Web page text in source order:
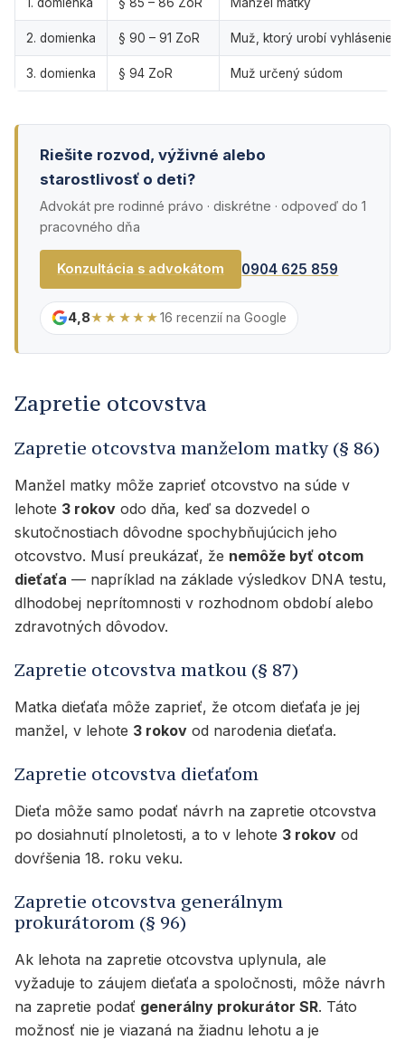
2. domienka § 90 – 91 ZoR Muž, ktorý urobí vyhlásenie
3. domienka § 94 ZoR Muž určený súdom
Riešite rozvod, výživné alebo
starostlivosť o deti?
Advokát pre rodinné právo · diskrétne · odpoveď do 1
pracovného dňa
Konzultácia s advokátom 0904 625 859
4,8★★★★★16 recenzií na Google
Zapretie otcovstva
Zapretie otcovstva manželom matky (§ 86)
Manžel matky môže zaprieť otcovstvo na súde v
lehote 3 rokov odo dňa, keď sa dozvedel o
skutočnostiach dôvodne spochybňujúcich jeho
otcovstvo. Musí preukázať, že nemôže byť otcom
dieťaťa — napríklad na základe výsledkov DNA testu,
dlhodobej neprítomnosti v rozhodnom období alebo
zdravotných dôvodov.
Zapretie otcovstva matkou (§ 87)
Matka dieťaťa môže zaprieť, že otcom dieťaťa je jej
manžel, v lehote 3 rokov od narodenia dieťaťa.
Zapretie otcovstva dieťaťom
Dieťa môže samo podať návrh na zapretie otcovstva
po dosiahnutí plnoletosti, a to v lehote 3 rokov od
dovŕšenia 18. roku veku.
Zapretie otcovstva generálnym
prokurátorom (§ 96)
Ak lehota na zapretie otcovstva uplynula, ale
vyžaduje to záujem dieťaťa a spoločnosti, môže návrh
na zapretie podať generálny prokurátor SR. Táto
možnosť nie je viazaná na žiadnu lehotu a je